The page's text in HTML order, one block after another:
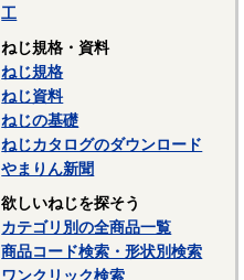
工
ねじ規格・資料
ねじ規格
ねじ資料
ねじの基礎
ねじカタログのダウンロード
やまりん新聞
欲しいねじを探そう
カテゴリ別の全商品一覧
商品コード検索・形状別検索
ワンクリック検索